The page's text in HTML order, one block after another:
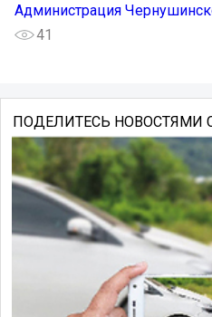
Администрация
41
ПОДЕЛИТЕСЬ НОВОСТЯМИ